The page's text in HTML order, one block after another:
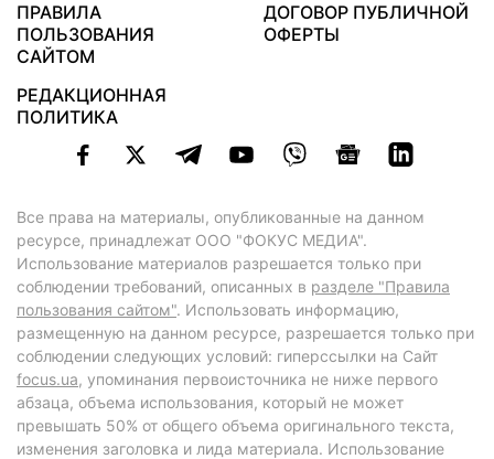
ПРАВИЛА
ПОЛЬЗОВАНИЯ
САЙТОМ
ДОГОВОР ПУБЛИЧНОЙ
ОФЕРТЫ
РЕДАКЦИОННАЯ
ПОЛИТИКА
Все права на материалы, опубликованные на данном
ресурсе, принадлежат ООО "ФОКУС МЕДИА".
Использование материалов разрешается только при
соблюдении требований, описанных в разделе "Правила
пользования сайтом". Использовать информацию,
размещенную на данном ресурсе, разрешается только при
соблюдении следующих условий: гиперссылки на Сайт
focus.ua, упоминания первоисточника не ниже первого
абзаца, объема использования, который не может
превышать 50% от общего объема оригинального текста,
изменения заголовка и лида материала. Использование